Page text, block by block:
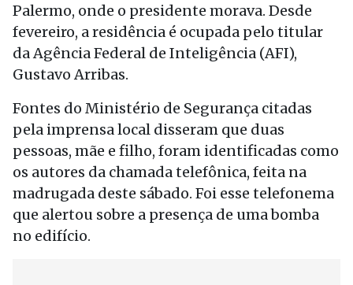
Palermo, onde o presidente morava. Desde
fevereiro, a residência é ocupada pelo titular
da Agência Federal de Inteligência (AFI),
Gustavo Arribas.
Fontes do Ministério de Segurança citadas
pela imprensa local disseram que duas
pessoas, mãe e filho, foram identificadas como
os autores da chamada telefônica, feita na
madrugada deste sábado. Foi esse telefonema
que alertou sobre a presença de uma bomba
no edifício.